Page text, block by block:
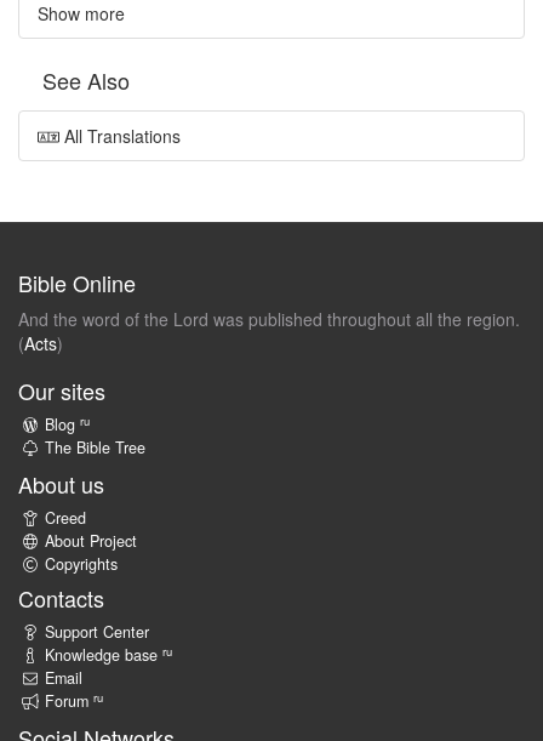
Show more
See Also
All Translations
Bible Online
And the word of the Lord was published throughout all the region.
(Acts)
Our sites
Blog ru
The Bible Tree
About us
Creed
About Project
Copyrights
Contacts
Support Center
Knowledge base ru
Email
Forum ru